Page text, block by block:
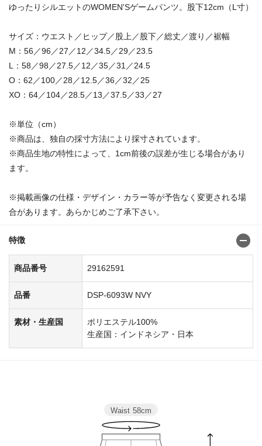
ゆったりシルエットのWOMEN'Sゲームパンツ。股下12cm（L寸）
サイズ：ウエスト／ヒップ／股上／股下／総丈／渡り／裾幅
M：56／96／27／12／34.5／29／23.5
L：58／98／27.5／12／35／31／24.5
O：62／100／28／12.5／36／32／25
XO：64／104／28.5／13／37.5／33／27
※単位（cm）
※商品は、独自の採寸方法により採寸されています。
※商品生地の特性によって、1cm前後の誤差が生じる場合があり
ます。
※掲載画像の仕様・デザイン・カラー等が予告なく変更される場
合があります。あらかじめご了承下さい。
特徴
商品番号 29162591
品番 DSP-6093W NVY
素材・生産国
ポリエステル100%
生産国：インドネシア・日本
Waist 58cm